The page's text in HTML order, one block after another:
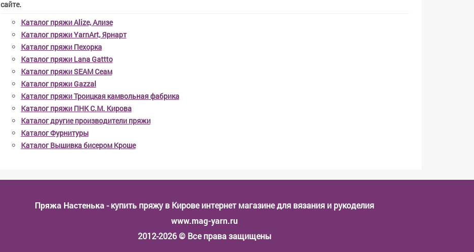
сайте.
Каталог пряжи Alize, Ализе
Каталог пряжи YarnArt, Ярнарт
Каталог пряжи Пехорка
Каталог пряжи Lana Gattto
Каталог пряжи SEAM Сеам
Каталог пряжи Gazzal
Каталог пряжи Троицкая камвольная фабрика
Каталог пряжи ПНК С.М. Кирова
Каталог другие производители пряжи
Каталог Фурнитуры
Каталог Вышивка бисером Кроше
Пряжа Настенька - купить пряжу в Кирове интернет магазине для вязания и рукоделия
www.mag-yarn.ru
2012-2026 © Все права защищены